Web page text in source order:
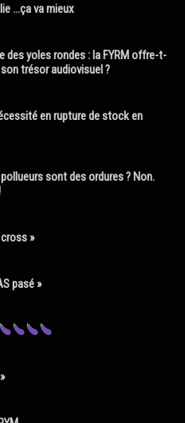
…ça va mieux
des yoles rondes : la FYRM offre-t-
trésor audiovisuel ?
en rupture de stock en
sont des ordures ? Non.
»
pasé »